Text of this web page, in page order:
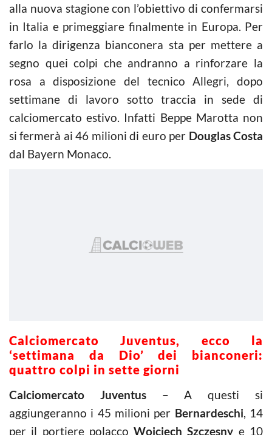
alla nuova stagione con l’obiettivo di confermarsi
in Italia e primeggiare finalmente in Europa. Per
farlo la dirigenza bianconera sta per mettere a
segno quei colpi che andranno a rinforzare la
rosa a disposizione del tecnico Allegri, dopo
settimane di lavoro sotto traccia in sede di
calciomercato estivo. Infatti Beppe Marotta non
si fermerà ai 46 milioni di euro per Douglas Costa
dal Bayern Monaco.
Calciomercato Juventus, ecco la
‘settimana da Dio’ dei bianconeri:
quattro colpi in sette giorni
Calciomercato Juventus –A questi si
aggiungeranno i 45 milioni per Bernardeschi, 14
per il portiere polaccoWojciech Szczesny e 10